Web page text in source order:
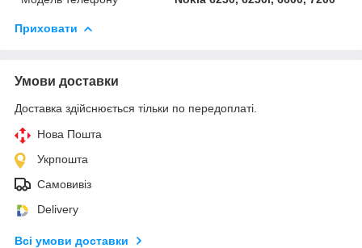
Приховати
Умови доставки
Доставка здійснюється тільки по передоплаті.
Нова Пошта
Укрпошта
Самовивіз
Delivery
Всі умови доставки